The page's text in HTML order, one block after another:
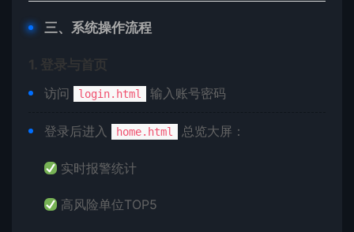
​三、系统操作流程​
​1. 登录与首页​
访问
login.html 输入账号密码
登录后进入 home.html 总览大屏：
实时报警统计
高风险单位TOP5